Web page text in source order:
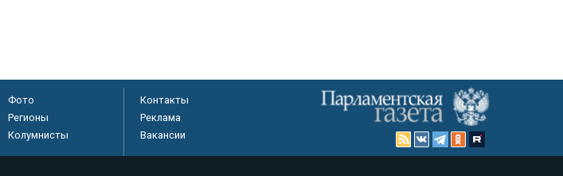
Фото
Регионы
Колумнисты
Контакты
Реклама
Вакансии